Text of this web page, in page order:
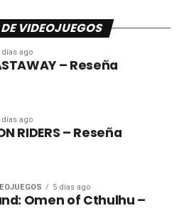
VIDEOJUEGOS
días ago
– Reseña
días ago
RIDERS – Reseña
5 días ago
Omen of Cthulhu –